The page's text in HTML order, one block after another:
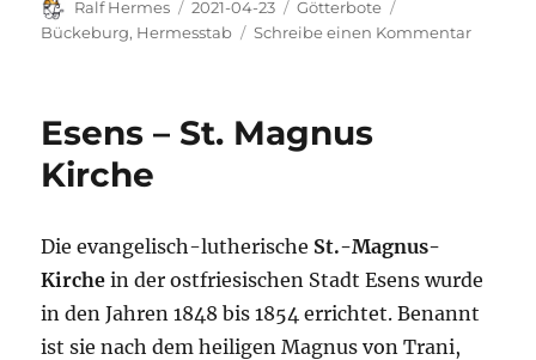
Autor
Ralf Hermes
Veröffentlicht
am
2021-04-23 Kategorien
Götterbote
Bückeburg, Hermesstab Schreibe einen Kommentarzu
Esens – St. Magnus
Kirche
Die evangelisch-lutherische St.-Magnus-
Kirche in der ostfriesischen Stadt Esens wurde
in den Jahren 1848 bis 1854 errichtet. Benannt
ist sie nach dem heiligen Magnus von Trani,